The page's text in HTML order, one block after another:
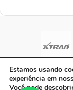
do calor absorvido
aletas, para que
eficiência. São 4
refrigerados por um
C A Informatica Ltda
Estamos usando
experiência em
Você pode